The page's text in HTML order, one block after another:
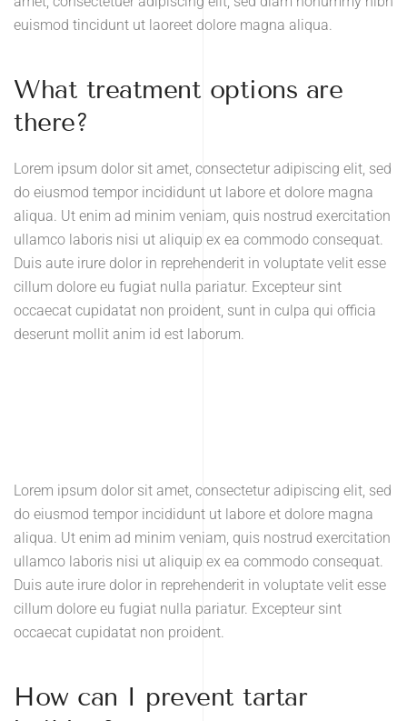
euismod tincidunt ut laoreet dolore magna aliqua.
What treatment options are
there?
Lorem ipsum dolor sit amet, consectetur adipiscing elit, sed
do eiusmod tempor incididunt ut labore et dolore magna
aliqua. Ut enim ad minim veniam, quis nostrud exercitation
ullamco laboris nisi ut aliquip ex ea commodo consequat.
Duis aute irure dolor in reprehenderit in voluptate velit esse
cillum dolore eu fugiat nulla pariatur. Excepteur sint
occaecat cupidatat non proident, sunt in culpa qui officia
deserunt mollit anim id est laborum.
Lorem ipsum dolor sit amet, consectetur adipiscing elit, sed
do eiusmod tempor incididunt ut labore et dolore magna
aliqua. Ut enim ad minim veniam, quis nostrud exercitation
ullamco laboris nisi ut aliquip ex ea commodo consequat.
Duis aute irure dolor in reprehenderit in voluptate velit esse
cillum dolore eu fugiat nulla pariatur. Excepteur sint
occaecat cupidatat non proident.
How can I prevent tartar